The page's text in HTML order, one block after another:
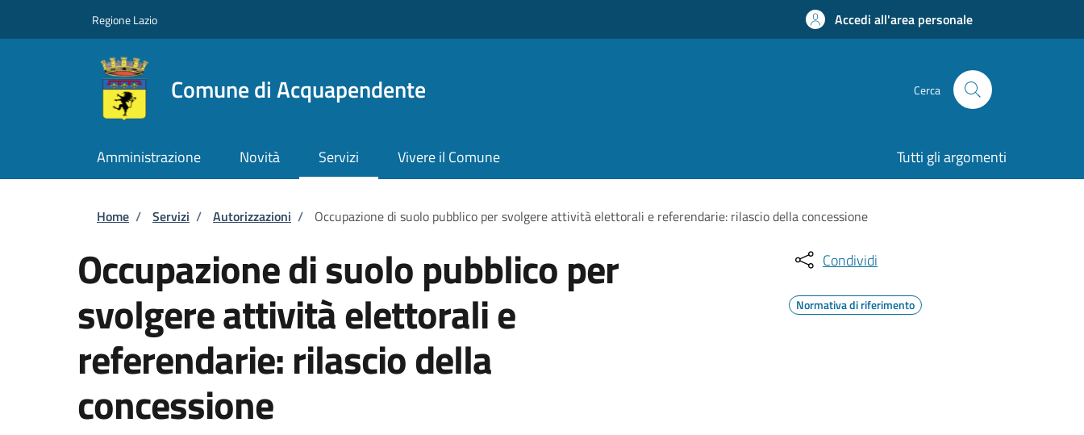
Regione Lazio Accedi all'area personale
Comune di Acquapendente Cerca
Amministrazione Novità Servizi Vivere il Comune Tutti gli argomenti
Briciole di pane
Home / Servizi / Autorizzazioni / Occupazione di suolo pubblico per svolgere attività elettorali e referendarie: rilascio della concessione
Occupazione di suolo pubblico per
svolgere attività elettorali e
referendarie: rilascio della
concessione
Condividi
Normativa di riferimento